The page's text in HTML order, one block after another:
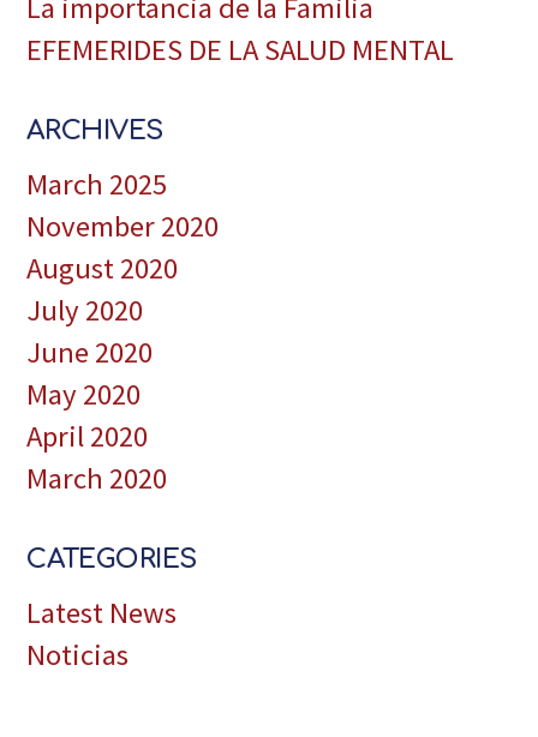
La importancia de la Familia
EFEMERIDES DE LA SALUD MENTAL
ARCHIVES
March 2025
November 2020
August 2020
July 2020
June 2020
May 2020
April 2020
March 2020
CATEGORIES
Latest News
Noticias